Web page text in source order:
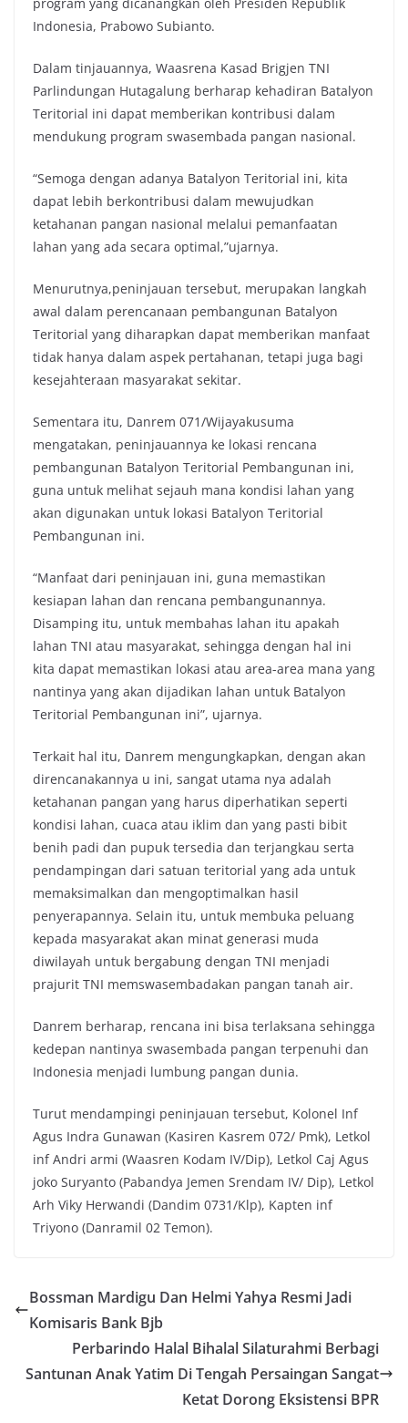
Indonesia, Prabowo Subianto.
Dalam tinjauannya, Waasrena Kasad Brigjen TNI
Parlindungan Hutagalung berharap kehadiran Batalyon
Teritorial ini dapat memberikan kontribusi dalam
mendukung program swasembada pangan nasional.
“Semoga dengan adanya Batalyon Teritorial ini, kita
dapat lebih berkontribusi dalam mewujudkan
ketahanan pangan nasional melalui pemanfaatan
lahan yang ada secara optimal,”ujarnya.
Menurutnya,peninjauan tersebut, merupakan langkah
awal dalam perencanaan pembangunan Batalyon
Teritorial yang diharapkan dapat memberikan manfaat
tidak hanya dalam aspek pertahanan, tetapi juga bagi
kesejahteraan masyarakat sekitar.
Sementara itu, Danrem 071/Wijayakusuma
mengatakan, peninjauannya ke lokasi rencana
pembangunan Batalyon Teritorial Pembangunan ini,
guna untuk melihat sejauh mana kondisi lahan yang
akan digunakan untuk lokasi Batalyon Teritorial
Pembangunan ini.
“Manfaat dari peninjauan ini, guna memastikan
kesiapan lahan dan rencana pembangunannya.
Disamping itu, untuk membahas lahan itu apakah
lahan TNI atau masyarakat, sehingga dengan hal ini
kita dapat memastikan lokasi atau area-area mana yang
nantinya yang akan dijadikan lahan untuk Batalyon
Teritorial Pembangunan ini”, ujarnya.
Terkait hal itu, Danrem mengungkapkan, dengan akan
direncanakannya u ini, sangat utama nya adalah
ketahanan pangan yang harus diperhatikan seperti
kondisi lahan, cuaca atau iklim dan yang pasti bibit
benih padi dan pupuk tersedia dan terjangkau serta
pendampingan dari satuan teritorial yang ada untuk
memaksimalkan dan mengoptimalkan hasil
penyerapannya. Selain itu, untuk membuka peluang
kepada masyarakat akan minat generasi muda
diwilayah untuk bergabung dengan TNI menjadi
prajurit TNI memswasembadakan pangan tanah air.
Danrem berharap, rencana ini bisa terlaksana sehingga
kedepan nantinya swasembada pangan terpenuhi dan
Indonesia menjadi lumbung pangan dunia.
Turut mendampingi peninjauan tersebut, Kolonel Inf
Agus Indra Gunawan (Kasiren Kasrem 072/ Pmk), Letkol
inf Andri armi (Waasren Kodam IV/Dip), Letkol Caj Agus
joko Suryanto (Pabandya Jemen Srendam IV/ Dip), Letkol
Arh Viky Herwandi (Dandim 0731/Klp), Kapten inf
Triyono (Danramil 02 Temon).
Bossman Mardigu Dan Helmi Yahya Resmi Jadi
Komisaris Bank Bjb
Perbarindo Halal Bihalal Silaturahmi Berbagi
Santunan Anak Yatim Di Tengah Persaingan Sangat
Ketat Dorong Eksistensi BPR